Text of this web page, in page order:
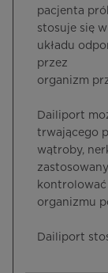
pacjenta
stosuje się
układu
przez
organizm
Dailiport
trwającego
wątroby,
organizmu
Dailiport